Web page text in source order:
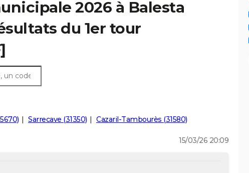
2026 à Balesta
du 1er tour
Sarrecave (31350) Cazaril-Tambourès (31580)
15/03/26 20:09